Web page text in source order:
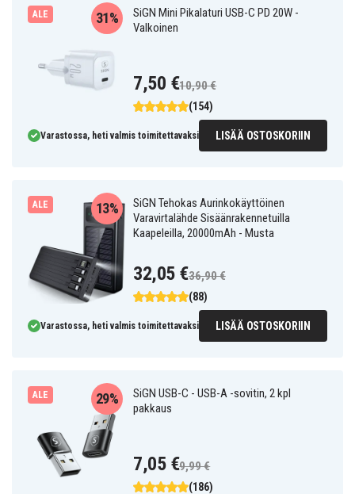
ALE
SiGN Mini Pikalaturi USB-C PD 20W -
Valkoinen
(154)
31%
7,50 €10,90 €
Varastossa, heti valmis toimitettavaksi LISÄÄ OSTOSKORIIN
ALE
SiGN Tehokas Aurinkokäyttöinen
Varavirtalähde Sisäänrakennetuilla
Kaapeleilla, 20000mAh - Musta
(88)
13%
32,05 €36,90 €
Varastossa, heti valmis toimitettavaksi LISÄÄ OSTOSKORIIN
ALE
SiGN USB-C - USB-A -sovitin, 2 kpl
pakkaus
(186)
29%
7,05 €9,99 €